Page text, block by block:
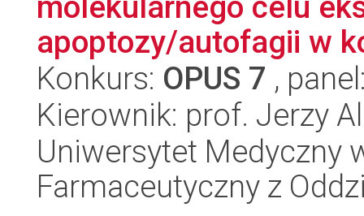
apoptozy/autofagii w
Konkurs: OPUS 7 ,
Kierownik: prof. Jerzy
Uniwersytet Medyczny
Farmaceutyczny z